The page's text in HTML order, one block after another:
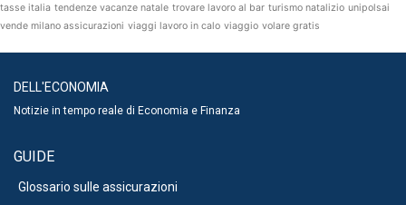
tasse italia tendenze vacanze natale trovare lavoro al bar turismo natalizio unipolsai
vende milano assicurazioni viaggi lavoro in calo viaggio volare gratis
DELL'ECONOMIA
Notizie in tempo reale di Economia e Finanza
GUIDE
Glossario sulle assicurazioni